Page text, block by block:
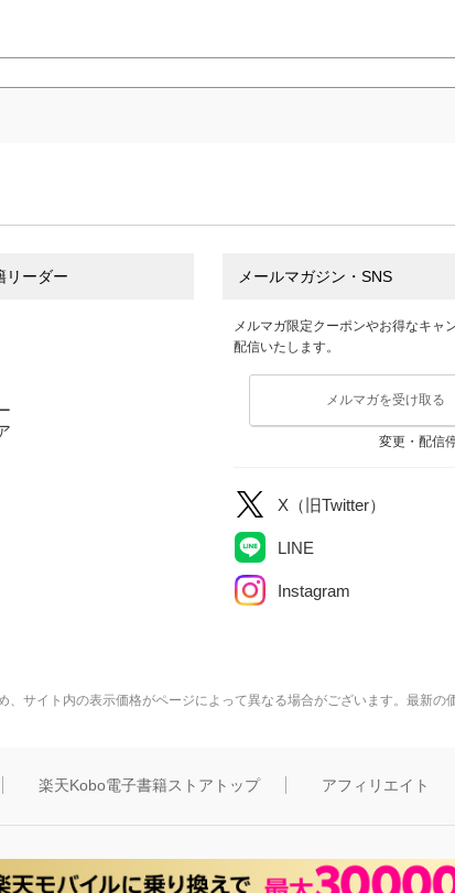
リーダー メールマガジン・SNS
メルマガ限定クーポンやお得なキャ
配信いたします。
メルマガを受け取る
変更・配信
X（旧Twitter）
LINE
Instagram
サイト内の表示価格がページによって異なる場合がございます。最新の
楽天Kobo電子書籍ストアトップ アフィリエイト